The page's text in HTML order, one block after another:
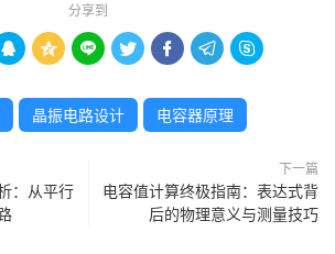
分享到
      
晶振电路设计 电容器原理
：从平行
下一篇
电容值计算终极指南：表达式背
后的物理意义与测量技巧